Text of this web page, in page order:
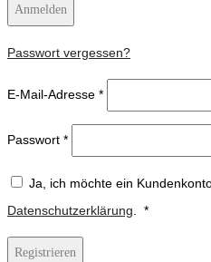
Anmelden
Passwort vergessen?
E-Mail-Adresse *
Passwort *
Ja, ich möchte ein
Datenschutzerklärung
*Erforderlich
Registrieren